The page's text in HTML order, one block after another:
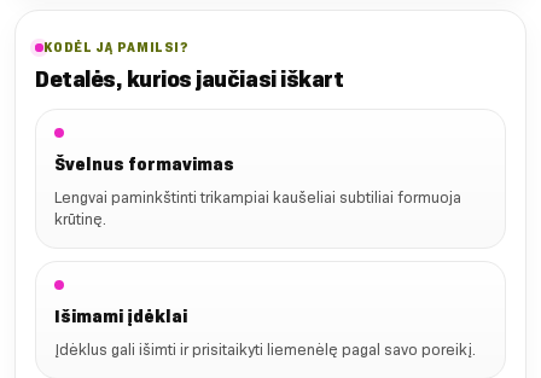
KODĖL JĄ PAMILSI?
Detalės, kurios jaučiasi iškart
Švelnus formavimas
Lengvai paminkštinti trikampiai kaušeliai subtiliai formuoja
krūtinę.
Išimami įdėklai
Įdėklus gali išimti ir prisitaikyti liemenėlę pagal savo poreikį.